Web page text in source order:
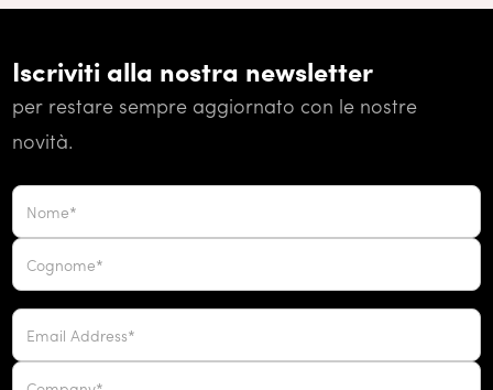
Iscriviti alla nostra newsletter
per restare sempre aggiornato con le nostre
novità.